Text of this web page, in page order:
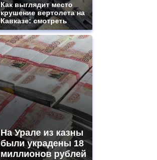
Как выглядит место
крушение вертолета на
Кавказе: смотреть
На Урале из казны
были украдены 18
миллионов рублей